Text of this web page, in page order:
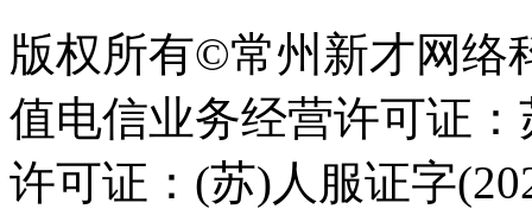
版权所有©常州新才网络
值电信业务经营许可证
许可证：(苏)人服证字